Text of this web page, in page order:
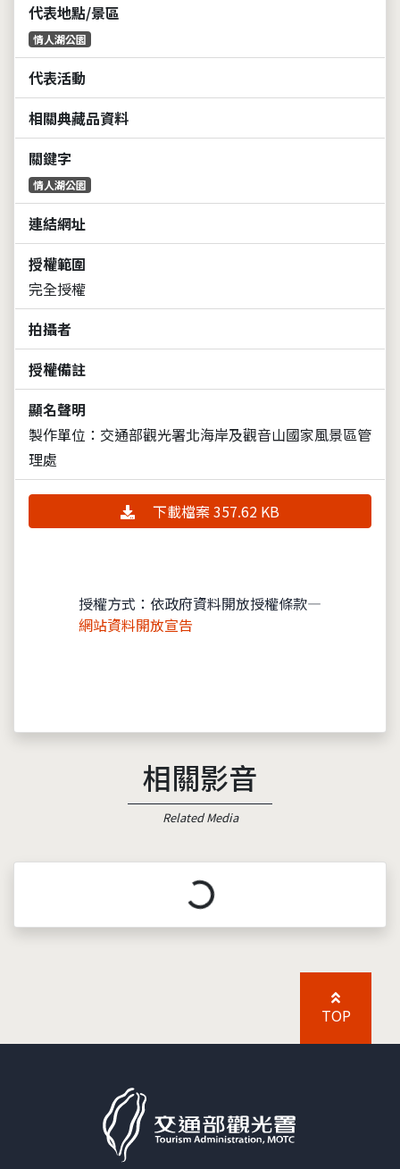
代表地點/景區
情人湖公園
代表活動
相關典藏品資料
關鍵字
情人湖公園
連結網址
授權範圍
完全授權
拍攝者
授權備註
顯名聲明
製作單位：交通部觀光署北海岸及觀音山國家風景區管
理處
下載檔案 357.62 KB
授權方式：依政府資料開放授權條款—
網站資料開放宣告
相關影音
Related Media
載入中...
TOP